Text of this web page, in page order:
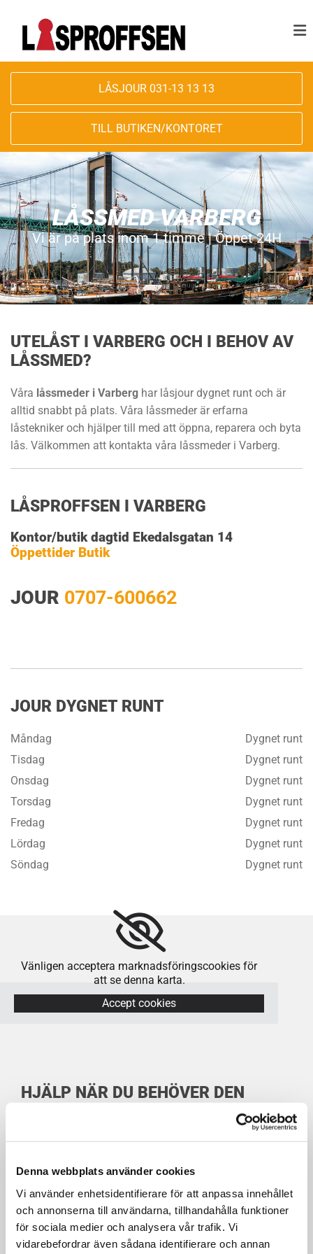
Denna webbplats använder cookies
Vi använder enhetsidentifierare för att anpassa innehållet
och annonserna till användarna, tillhandahålla funktioner
för sociala medier och analysera vår trafik. Vi
vidarebefordrar även sådana identifierare och annan
LÅSJOUR 031-13 13 13
TILL BUTIKEN/KONTORET
LÅSSMED VARBERG
Vi är på plats inom 1 timme | Öppet 24H
UTELÅST I VARBERG OCH I BEHOV AV
LÅSSMED?
Våra låssmeder i Varberg har låsjour dygnet runt och är
alltid snabbt på plats. Våra låssmeder är erfarna
låstekniker och hjälper till med att öppna, reparera och byta
lås. Välkommen att kontakta våra låssmeder i Varberg.
LÅSPROFFSEN I VARBERG
Kontor/butik dagtid Ekedalsgatan 14
Öppettider Butik
JOUR 0707-600662
JOUR DYGNET RUNT
Måndag
Dygnet runt
Tisdag
Dygnet runt
Onsdag
Dygnet runt
Torsdag
Dygnet runt
Fredag
Dygnet runt
Lördag
Dygnet runt
Söndag
Dygnet runt
Vänligen acceptera marknadsföringscookies för
att se denna karta.
Accept cookies
HJÄLP NÄR DU BEHÖVER DEN
Behöver du hjälp med låset snabbt och smidigt? Vi
finns här för att bistå dig, oavsett om det gäller en
borttappad nyckel, ett trasigt lås eller en